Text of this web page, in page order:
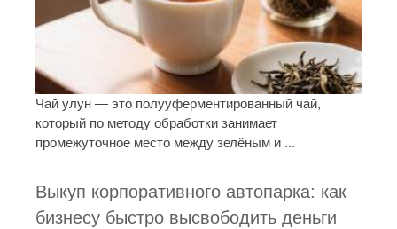
Чай улун — это полууферментированный чай,
который по методу обработки занимает
промежуточное место между зелёным и ...
Выкуп корпоративного автопарка: как
бизнесу быстро высвободить деньги